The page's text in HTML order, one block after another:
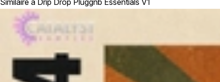
Similaire à Drip Drop Pluggnb Essentials V1